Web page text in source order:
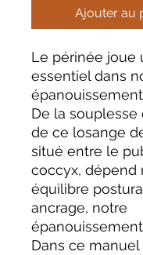
Ajouter au
Le périnée joue
essentiel dans
De la souplesse
de ce losange
situé entre le
coccyx, dépend
équilibre
ancrage, notre
Dans ce